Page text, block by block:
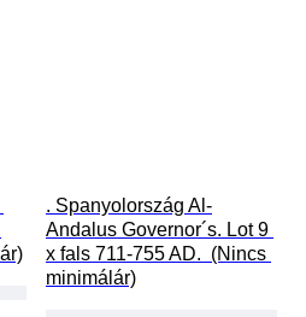
. Spanyolország Al-
Andalus Governor´s. Lot 9
x fals 711-755 AD.  (Nincs
minimálár)